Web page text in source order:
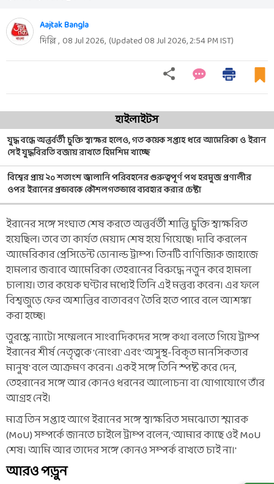
Aajtak Bangla
দিল্লি , 08 Jul 2026, (Updated 08 Jul 2026, 2:54 PMIST)
হাইলাইটস
যুদ্ধ বন্ধে অন্তর্বর্তী চুক্তি স্বাক্ষর হলেও, গত কয়েক সপ্তাহ ধরে আমেরিকা ও ইরান
সেই যুদ্ধবিরতি বজায় রাখতে হিমশিম খাচ্ছে
বিশ্বের প্রায় ২০ শতাংশ জ্বালানি পরিবহনের গুরুত্বপূর্ণ পথ হরমুজ প্রণালীর
ওপর ইরানের প্রভাবকে কৌশলগতভাবে ব্যবহার করার চেষ্টা
ইরানের সঙ্গে সংঘাত শেষ করতে অন্তর্বর্তী শান্তি চুক্তি স্বাক্ষরিত
হয়েছিল। তবে তা কার্যত মেয়াদ শেষ হয়ে গিয়েছে। দাবি করলেন
আমেরিকার প্রেসিডেন্ট ডোনাল্ড ট্রাম্প। তিনটি বাণিজ্যিক জাহাজে
হামলার জবাবে আমেরিকা তেহরানের বিরুদ্ধে নতুন করে হামলা
চালায়। তার কয়েক ঘণ্টার মধ্যেই তিনি এই মন্তব্য করেন। এর ফলে
বিশ্বজুড়ে ফের অশান্তির বাতাবরণ তৈরি হতে পারে বলে আশঙ্কা
করা হচ্ছে।
তুরস্কে ন্যাটো সম্মেলনে সাংবাদিকদের সঙ্গে কথা বলতে গিয়ে ট্রাম্প
ইরানের শীর্ষ নেতৃত্বকে 'নোংরা' এবং 'অসুস্থ-বিকৃত মানসিকতার
মানুষ' বলে আক্রমণ করেন। একই সঙ্গে তিনি স্পষ্ট করে দেন,
তেহরানের সঙ্গে আর কোনও ধরনের আলোচনা বা যোগাযোগে তাঁর
আগ্রহ নেই।
মাত্র তিন সপ্তাহ আগে ইরানের সঙ্গে স্বাক্ষরিত সমঝোতা স্মারক
(MoU) সম্পর্কে জানতে চাইলে ট্রাম্প বলেন, 'আমার কাছে ওই MoU
শেষ। আমি আর তাদের সঙ্গে কোনও সম্পর্ক রাখতে চাই না।'
আরও পড়ুন